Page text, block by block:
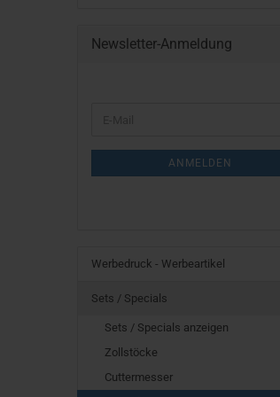
Newsletter-Anmeldung
ANMELDEN
Werbedruck - Werbeartikel
Sets / Specials
Sets / Specials anzeigen
Zollstöcke
Cuttermesser